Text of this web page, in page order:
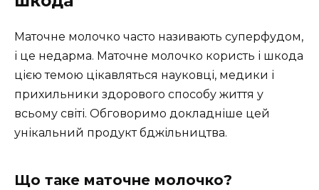
Маточне молочко часто називають суперфудом,
і це недарма. Маточне молочко користь і шкода
цією темою цікавляться науковці, медики і
прихильники здорового способу життя у
всьому світі. Обговоримо докладніше цей
унікальний продукт бджільництва.
Що таке маточне молочко?